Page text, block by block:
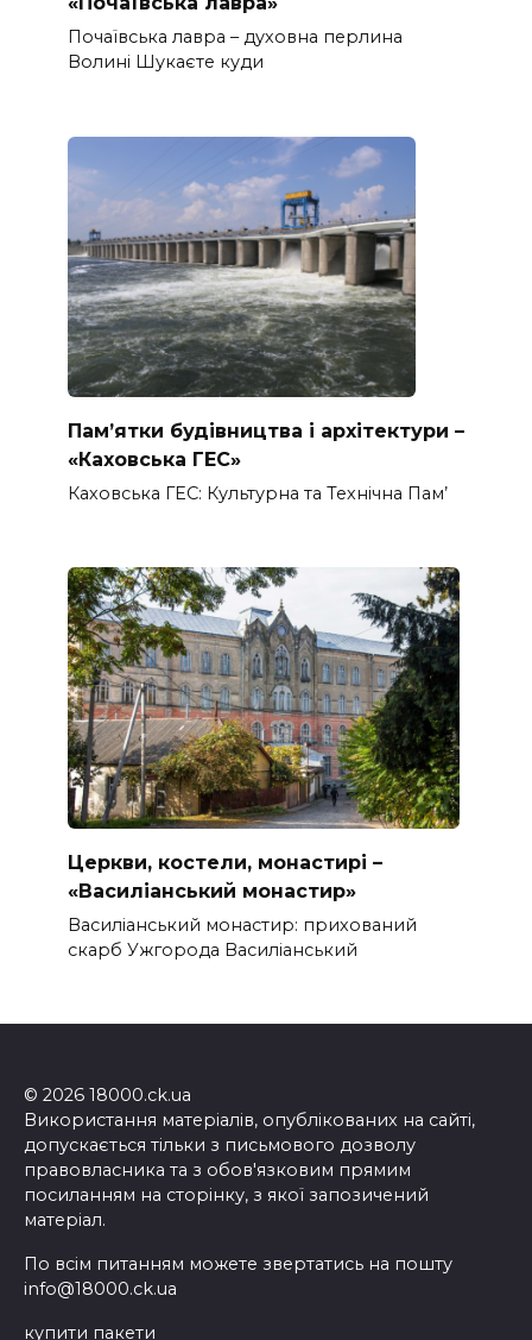
Почаївська лавра – духовна перлина
Волині Шукаєте куди
Пам’ятки будівництва і архітектури –
«Каховська ГЕС»
Каховська ГЕС: Культурна та Технічна Пам’
Церкви, костели, монастирі –
«Василіанський монастир»
Василіанський монастир: прихований
скарб Ужгорода Василіанський
© 2026 18000.ck.ua
Використання матеріалів, опублікованих на сайті,
допускається тільки з письмового дозволу
правовласника та з обов'язковим прямим
посиланням на сторінку, з якої запозичений
матеріал.
По всім питанням можете звертатись на пошту
info@18000.ck.ua
купити пакети